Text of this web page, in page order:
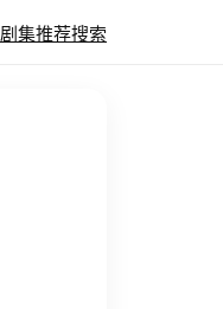
剧集推荐搜索